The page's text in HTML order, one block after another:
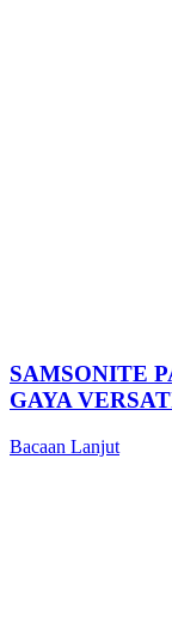
SAMSONITE
GAYA
Bacaan Lanjut